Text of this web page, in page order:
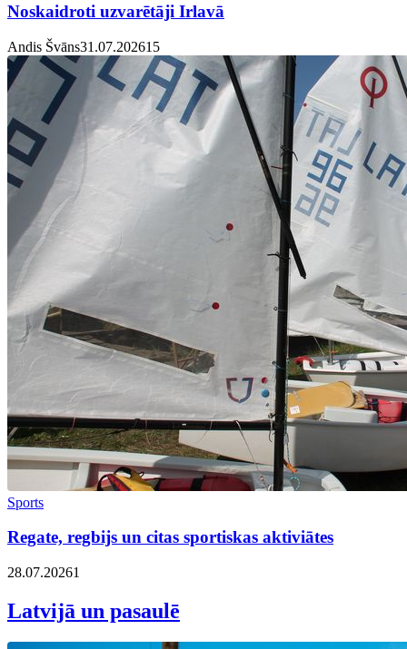
Noskaidroti uzvarētāji Irlavā
Andis Švāns31.07.20261 5
Sports
Regate, regbijs un citas sportiskas aktiviātes
28.07.20261
Latvijā un pasaulē